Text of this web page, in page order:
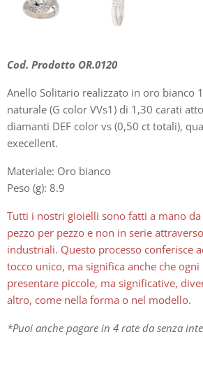
Cod. Prodotto OR.0120
Anello Solitario realizzato in oro bianco
naturale (G color VVs1) di 1,30 carati
diamanti DEF color vs (0,50 ct totali),
execellent.
Materiale: Oro bianco
Peso (g): 8.9
Tutti i nostri gioielli sono fatti a mano
pezzo per pezzo e non in serie
industriali. Questo processo conferisce
tocco unico, ma significa anche che
presentare piccole, ma significative,
altro, come nella forma o nel modello.
*Puoi anche pagare in 4 rate da senza